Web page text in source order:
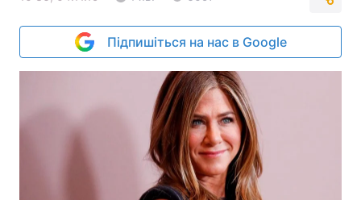
Підпишіться на нас в Google